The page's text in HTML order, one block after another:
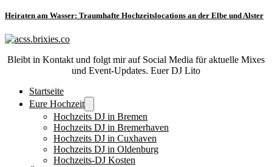
Heiraten am Wasser: Traumhafte Hochzeitslocations an der Elbe und Alster
Bleibt in Kontakt und folgt mir auf Social Media für aktuelle Mixes
und Event-Updates. Euer DJ Lito
Startseite
Eure Hochzeit
Hochzeits DJ in Bremen
Hochzeits DJ in Bremerhaven
Hochzeits DJ in Cuxhaven
Hochzeits DJ in Oldenburg
Hochzeits-DJ Kosten